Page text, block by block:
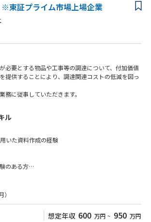
SCMセンター(Fulfillment Center＝FC)から購買
るまでのプロセスにおいて、既存の物流企業にそこ
、Amazon自体が主体者として配送を行うという取
す。
のビジネスにおいてEC事業者(販売者)が主導的にラ
うのは、日本ではAmazonが初めての取り組みとな
も伴う昨今のEC流通量の急激な増加やドライバー不
、既存の大手キャリア(輸送会社)に頼らない配送モ
題解決という観点でも非常に有用なものとなってお
して世界各地域で急成長しているビジネスであるた
注目されています。
ちが主導して構築する『ラストマイル』を通し
ユーザーに対して、更なる高品質なCustomer
）を提供し、ひいてはAmazon全体のサービスバリ
ことを最終的なミッションとしています。
『Delivery Station(DS)』というFCからユーザーの自
の中継役を担う拠点で、各種のオペレーション業
方を探しております。
るので、ご自身の希望する勤務地を選択いただくこ
は勤務地情報をご確認ください）。
態となっており、年間休日169日というワークライ
ださい。
推薦後、同社より候補者様にメールにて、個別に
ームへのご入力のお願いの旨が届きます。そちらに
書類選考が開始となりますので、速やかにそちらを
願い致します。
東証プライム市場上場企業
必要とする物品や工事等の調達について、付加価値
提供することにより、調達関連コストの低減を図っ
務に従事していただきます。
・推進
託の調達
務の代行 など
ル
いた資料作成の経験
のある方
の経験がある方
力がある方
）
想定年収 600 万円 ~ 950 万円